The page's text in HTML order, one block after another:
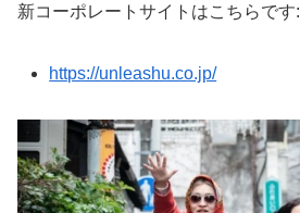
新コーポレートサイトはこちらです:
https://unleashu.co.jp/